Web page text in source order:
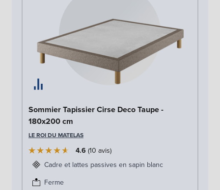
Sommier Tapissier Cirse Deco Taupe -
180x200 cm
LE ROI DU MATELAS
4.6 10 avis
Cadre et lattes passives en sapin blanc
Ferme